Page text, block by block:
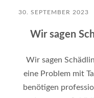
30. SEPTEMBER 2023
Wir sagen
Wir sagen
eine Problem mit
benötigen